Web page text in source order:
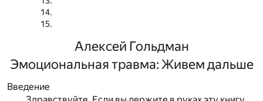
Алексей Гольдман
Эмоциональная травма: Живем дальше
Введение